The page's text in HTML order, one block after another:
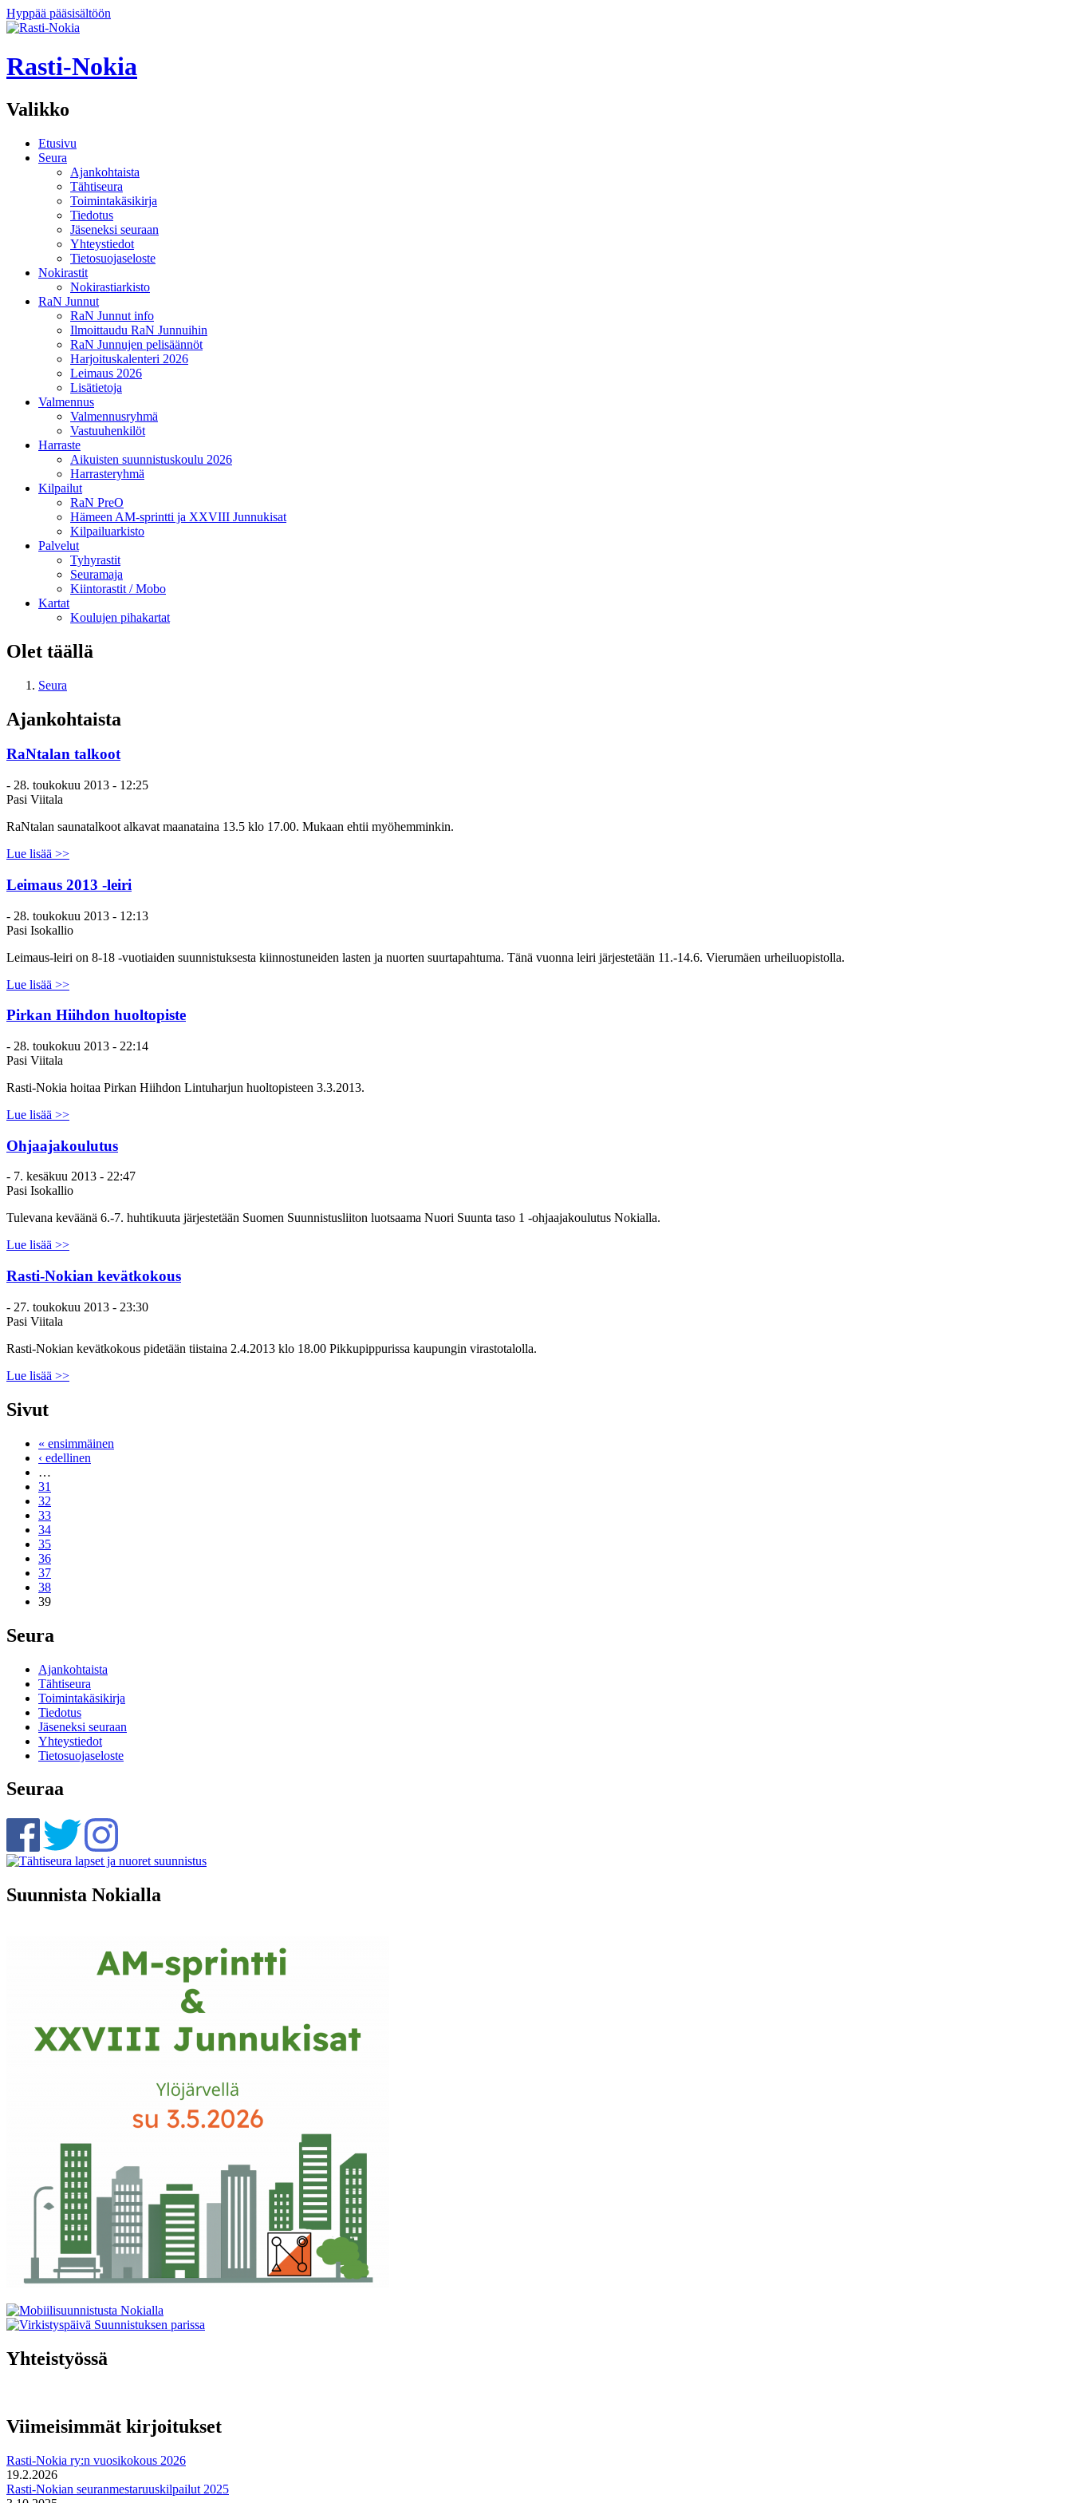
Hyppää pääsisältöön
Rasti-Nokia
Valikko
Etusivu
Seura
Ajankohtaista
Tähtiseura
Toimintakäsikirja
Tiedotus
Jäseneksi seuraan
Yhteystiedot
Tietosuojaseloste
Nokirastit
Nokirastiarkisto
RaN Junnut
RaN Junnut info
Ilmoittaudu RaN Junnuihin
RaN Junnujen pelisäännöt
Harjoituskalenteri 2026
Leimaus 2026
Lisätietoja
Valmennus
Valmennusryhmä
Vastuuhenkilöt
Harraste
Aikuisten suunnistuskoulu 2026
Harrasteryhmä
Kilpailut
RaN PreO
Hämeen AM-sprintti ja XXVIII Junnukisat
Kilpailuarkisto
Palvelut
Tyhyrastit
Seuramaja
Kiintorastit / Mobo
Kartat
Koulujen pihakartat
Olet täällä
Seura
Ajankohtaista
RaNtalan talkoot
- 28. toukokuu 2013 - 12:25
Pasi Viitala
RaNtalan saunatalkoot alkavat maanataina 13.5 klo 17.00. Mukaan ehtii myöhemminkin.
Lue lisää >>
Leimaus 2013 -leiri
- 28. toukokuu 2013 - 12:13
Pasi Isokallio
Leimaus-leiri on 8-18 -vuotiaiden suunnistuksesta kiinnostuneiden lasten ja nuorten suurtapahtuma. Tänä vuonna leiri järjestetään 11.-14.6. Vierumäen urheiluopistolla.
Lue lisää >>
Pirkan Hiihdon huoltopiste
- 28. toukokuu 2013 - 22:14
Pasi Viitala
Rasti-Nokia hoitaa Pirkan Hiihdon Lintuharjun huoltopisteen 3.3.2013.
Lue lisää >>
Ohjaajakoulutus
- 7. kesäkuu 2013 - 22:47
Pasi Isokallio
Tulevana keväänä 6.-7. huhtikuuta järjestetään Suomen Suunnistusliiton luotsaama Nuori Suunta taso 1 -ohjaajakoulutus Nokialla.
Lue lisää >>
Rasti-Nokian kevätkokous
- 27. toukokuu 2013 - 23:30
Pasi Viitala
Rasti-Nokian kevätkokous pidetään tiistaina 2.4.2013 klo 18.00 Pikkupippurissa kaupungin virastotalolla.
Lue lisää >>
Sivut
« ensimmäinen
‹ edellinen
…
31
32
33
34
35
36
37
38
39
Seura
Ajankohtaista
Tähtiseura
Toimintakäsikirja
Tiedotus
Jäseneksi seuraan
Yhteystiedot
Tietosuojaseloste
Seuraa
Suunnista Nokialla
Yhteistyössä
Viimeisimmät kirjoitukset
Rasti-Nokia ry:n vuosikokous 2026
19.2.2026
Rasti-Nokian seuranmestaruuskilpailut 2025